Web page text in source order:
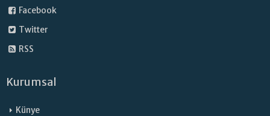
Facebook
Twitter
RSS
Kurumsal
Künye